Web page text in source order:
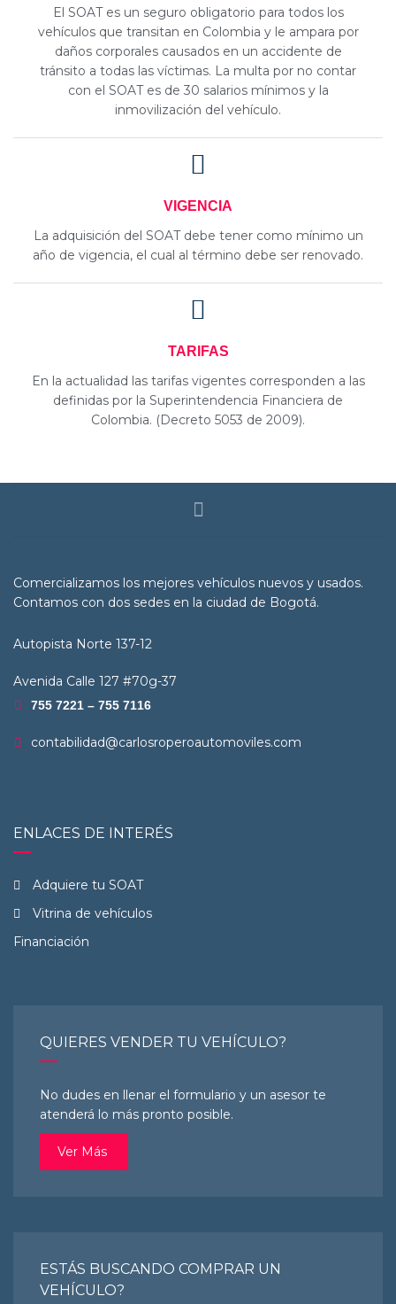
El SOAT es un seguro obligatorio para todos los
vehículos que transitan en Colombia y le ampara por
daños corporales causados en un accidente de
tránsito a todas las víctimas. La multa por no contar
con el SOAT es de 30 salarios mínimos y la
inmovilización del vehículo.
VIGENCIA
La adquisición del SOAT debe tener como mínimo un
año de vigencia, el cual al término debe ser renovado.
TARIFAS
En la actualidad las tarifas vigentes corresponden a las
definidas por la Superintendencia Financiera de
Colombia. (Decreto 5053 de 2009).
Comercializamos los mejores vehículos nuevos y usados.
Contamos con dos sedes en la ciudad de Bogotá.
Autopista Norte 137-12
Avenida Calle 127 #70g-37
755 7221 – 755 7116
contabilidad@carlosroperoautomoviles.com
ENLACES DE INTERÉS
Adquiere tu SOAT
Vitrina de vehículos
Financiación
QUIERES VENDER TU VEHÍCULO?
No dudes en llenar el formulario y un asesor te
atenderá lo más pronto posible.
Ver Más
ESTÁS BUSCANDO COMPRAR UN
VEHÍCULO?